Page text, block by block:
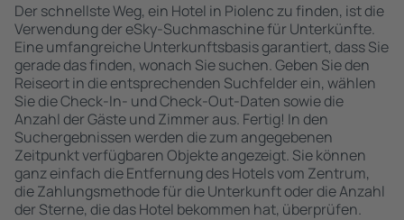
Der schnellste Weg, ein Hotel in Piolenc zu finden, ist die
Verwendung der eSky-Suchmaschine für Unterkünfte.
Eine umfangreiche Unterkunftsbasis garantiert, dass Sie
gerade das finden, wonach Sie suchen. Geben Sie den
Reiseort in die entsprechenden Suchfelder ein, wählen
Sie die Check-In- und Check-Out-Daten sowie die
Anzahl der Gäste und Zimmer aus. Fertig! In den
Suchergebnissen werden die zum angegebenen
Zeitpunkt verfügbaren Objekte angezeigt. Sie können
ganz einfach die Entfernung des Hotels vom Zentrum,
die Zahlungsmethode für die Unterkunft oder die Anzahl
der Sterne, die das Hotel bekommen hat, überprüfen.